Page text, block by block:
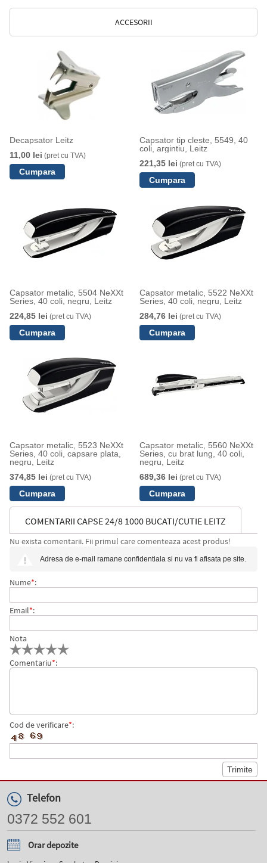
ACCESORII
Decapsator Leitz
11,00 lei (pret cu TVA)
Capsator tip cleste, 5549, 40
coli, argintiu, Leitz
221,35 lei (pret cu TVA)
Capsator metalic, 5504 NeXXt
Series, 40 coli, negru, Leitz
224,85 lei (pret cu TVA)
Capsator metalic, 5522 NeXXt
Series, 40 coli, negru, Leitz
284,76 lei (pret cu TVA)
Capsator metalic, 5523 NeXXt
Series, 40 coli, capsare plata,
negru, Leitz
374,85 lei (pret cu TVA)
Capsator metalic, 5560 NeXXt
Series, cu brat lung, 40 coli,
negru, Leitz
689,36 lei (pret cu TVA)
COMENTARII CAPSE 24/8 1000 BUCATI/CUTIE LEITZ
Nu exista comentarii. Fii primul care comenteaza acest produs!
Adresa de e-mail ramane confidentiala si nu va fi afisata pe site.
Nume*:
Email*:
Nota
Comentariu*:
Cod de verificare*:
Telefon
0372 552 601
Orar depozite